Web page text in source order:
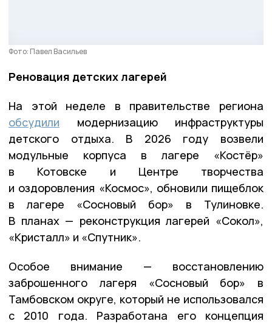
Фото: Павел Васильев
Реновация детских лагерей
На этой неделе в правительстве региона
обсудили модернизацию инфраструктуры
детского отдыха. В 2026 году возвели
модульные корпуса в лагере «Костёр»
в Котовске и Центре творчества
и оздоровления «Космос», обновили пищеблок
в лагере «Сосновый бор» в Тулиновке.
В планах — реконструкция лагерей «Сокол»,
«Кристалл» и «Спутник».
Особое внимание — восстановлению
заброшенного лагеря «Сосновый бор» в
Тамбовском округе, который не использовался
с 2010 года. Разработана его концепция